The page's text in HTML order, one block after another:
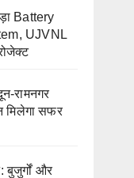
Battery
UJVNL
रामनगर
मिलेगा सफर
बुजुर्गों और